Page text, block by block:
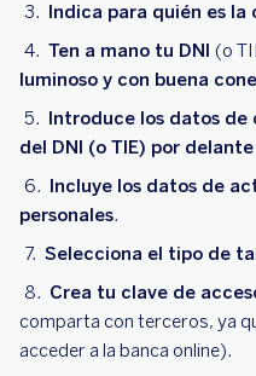
Indica para quién es la
Ten a mano tu DNI (o
luminoso y con buena
Introduce los datos de
del DNI (o TIE) por
Incluye los datos de
personales.
Selecciona el tipo de
Crea tu clave de
comparta con terceros, ya
acceder a la banca online).